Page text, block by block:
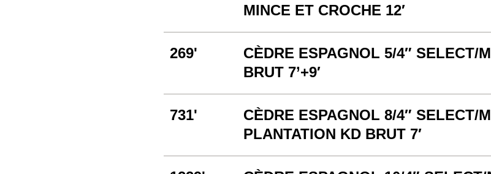
MINCE ET CROCHE 12′
269'
CÈDRE ESPAGNOL 5/4″ SELECT/
BRUT 7’+9′
731'
CÈDRE ESPAGNOL 8/4″ SELECT/
PLANTATION KD BRUT 7′